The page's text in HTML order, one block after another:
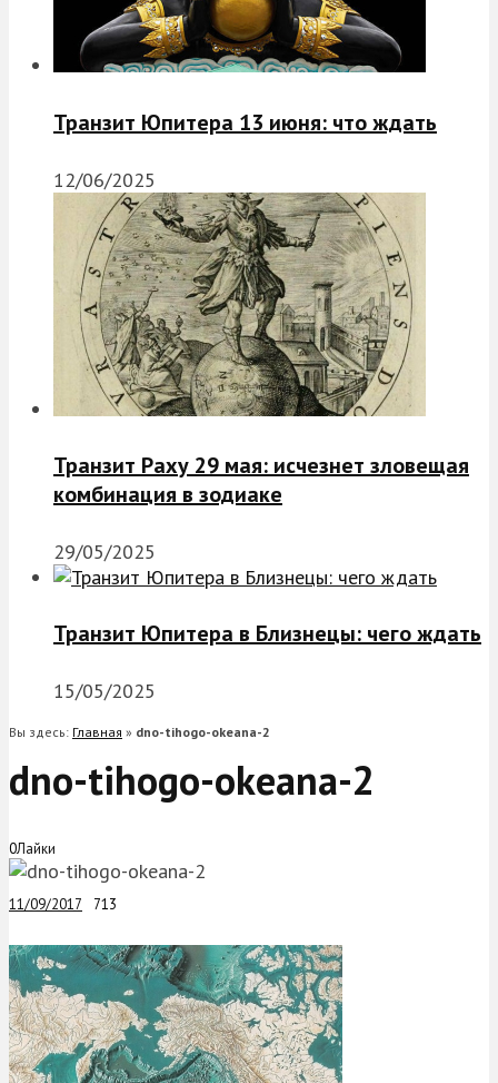
Транзит Юпитера 13 июня: что ждать
12/06/2025
Транзит Раху 29 мая: исчезнет зловещая
комбинация в зодиаке
29/05/2025
Транзит Юпитера в Близнецы: чего ждать
15/05/2025
Вы здесь: Главная » dno-tihogo-okeana-2
dno-tihogo-okeana-2
0Лайки
11/09/2017 713